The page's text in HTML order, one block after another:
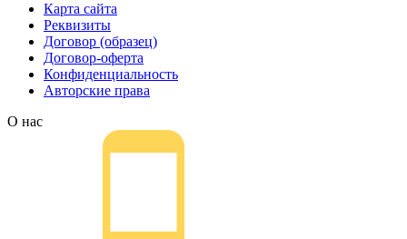
Карта сайта
Реквизиты
Договор (образец)
Договор-оферта
Конфиденциальность
Авторские права
О нас